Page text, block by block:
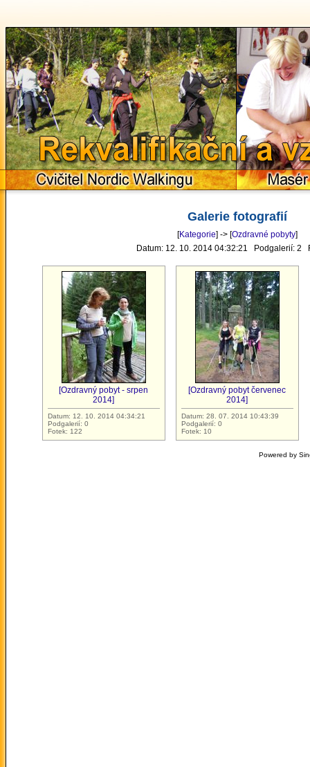
Cvičitel Nordic Walkingu Masér
Galerie fotografií
[Kategorie] -> [Ozdravné pobyty]
Datum: 12. 10. 2014 04:32:21 Podgalerií: 2
[Ozdravný pobyt - srpen
2014]
Datum: 12. 10. 2014 04:34:21
Podgalerií: 0
Fotek: 122
[Ozdravný pobyt červenec
2014]
Datum: 28. 07. 2014 10:43:39
Podgalerií: 0
Fotek: 10
Powered by